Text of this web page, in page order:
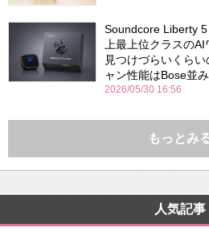
Soundcore Liberty
上最上位クラスの
見つけづらいくら
ャン性能はBose並み
2026/05/30 16:56
もっとみ
人気記事